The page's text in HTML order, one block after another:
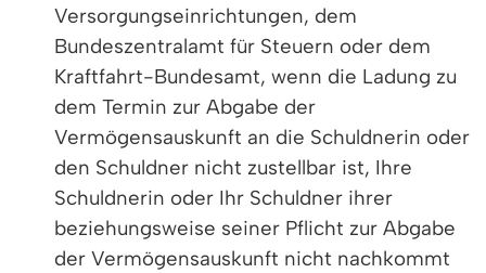
Versorgungseinrichtungen, dem
Bundeszentralamt für Steuern oder dem
Kraftfahrt-Bundesamt, wenn die Ladung zu
dem Termin zur Abgabe der
Vermögensauskunft an die Schuldnerin oder
den Schuldner nicht zustellbar ist, Ihre
Schuldnerin oder Ihr Schuldner ihrer
beziehungsweise seiner Pflicht zur Abgabe
der Vermögensauskunft nicht nachkommt